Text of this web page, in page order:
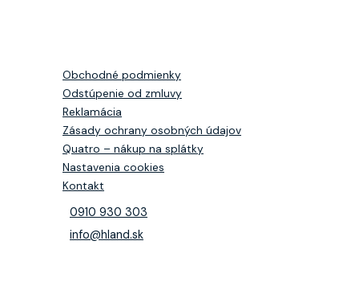
Obchodné podmienky
Odstúpenie od zmluvy
Reklamácia
Zásady ochrany osobných údajov
Quatro – nákup na splátky
Nastavenia cookies
Kontakt
0910 930 303
info@hland.sk